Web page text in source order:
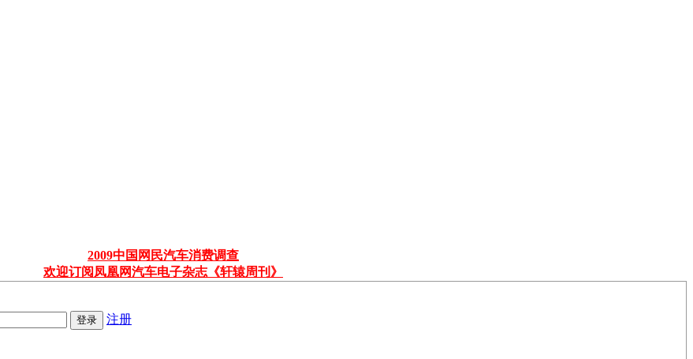
2009中国网民汽车消费调查
欢迎订阅凤凰网汽车电子杂志《轩辕周刊》
注册